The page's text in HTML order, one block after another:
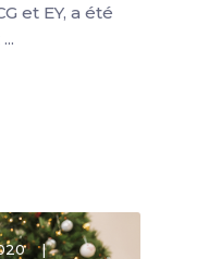
et EY, a été